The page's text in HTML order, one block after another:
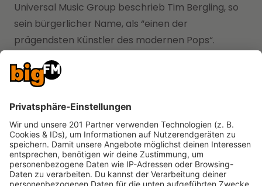
Universal Music Group beschrieb Tim Bergling, so
sein bürgerlicher Name, als “einen der
prägendsten Künstler des modernen Pops“.